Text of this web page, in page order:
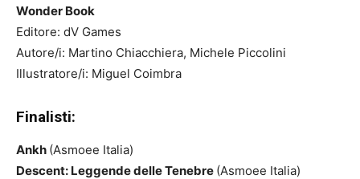
Wonder Book
Editore: dV Games
Autore/i: Martino Chiacchiera, Michele Piccolini
Illustratore/i: Miguel Coimbra
Finalisti:
Ankh (Asmoee Italia)
Descent: Leggende delle Tenebre (Asmoee Italia)